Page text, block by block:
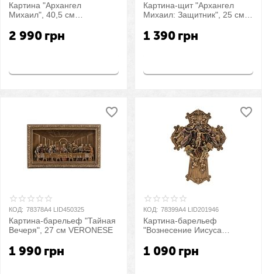
Картина "Архангел
Михаил", 40,5 см
2 990 грн
Картина-щит "Архангел
Михаил: Защитник", 25 см
1 390 грн
КОД: 78378A4 LID450325
Картина-барельеф "Тайная
Вечеря", 27 см VERONESE
1 990 грн
КОД: 78399A4 LID201946
Картина-барельеф
"Вознесение Иисуса
VERONESE
1 090 грн